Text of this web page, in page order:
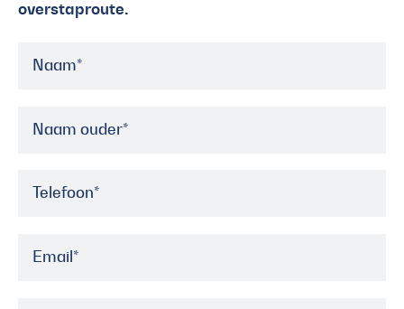
overstaproute.
Naam*
Naam ouder*
Telefoon*
Email*